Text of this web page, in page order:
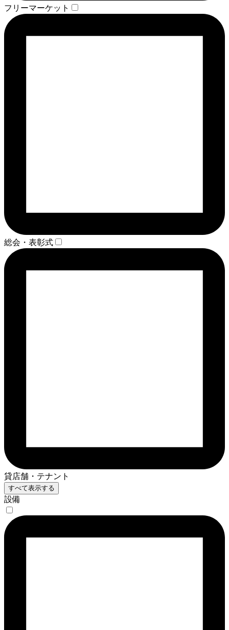
フリーマーケット
総会・表彰式
貸店舗・テナント
すべて表示する
設備